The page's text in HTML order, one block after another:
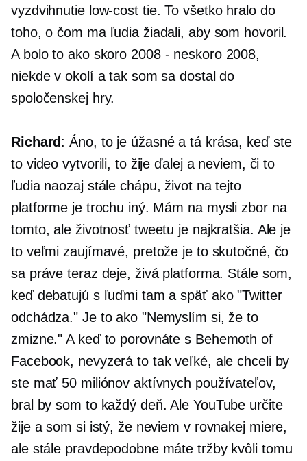
vyzdvihnutie low-costtie. To všetko hralo do
toho, o čom ma ľudia žiadali, aby som hovoril.
A bolo to ako skoro 2008 - neskoro2008,
niekde v okolí a tak som sa dostal do
spoločenskej hry.
Richard: Áno, to je úžasné a tá krása, keď ste
to video vytvorili, to žije ďalej a neviem, či to
ľudia naozaj stále chápu, život na tejto
platforme je trochu iný. Mám na mysli zbor na
tomto, ale životnosť tweetu je najkratšia. Ale je
to veľmi zaujímavé, pretože je to skutočné, čo
sa práve teraz deje, živá platforma. Stále som,
keď debatujú s ľuďmi tam a späť ako "Twitter
odchádza." Je to ako "Nemyslím si, že to
zmizne." A keď to porovnáte s Behemoth of
Facebook, nevyzerá to tak veľké, ale chceli by
ste mať 50 miliónov aktívnych používateľov,
bral by som to každý deň. Ale YouTube určite
žije a som si istý, že neviem v rovnakej miere,
ale stále pravdepodobne máte tržby kvôli tomu